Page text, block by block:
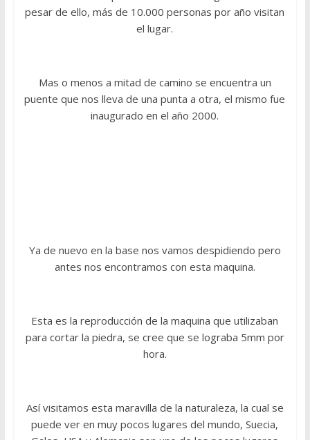
pesar de ello, más de 10.000 personas por año visitan
el lugar.
Mas o menos a mitad de camino se encuentra un
puente que nos lleva de una punta a otra, el mismo fue
inaugurado en el año 2000.
Ya de nuevo en la base nos vamos despidiendo pero
antes nos encontramos con esta maquina.
Esta es la reproducción de la maquina que utilizaban
para cortar la piedra, se cree que se lograba 5mm por
hora.
Así visitamos esta maravilla de la naturaleza, la cual se
puede ver en muy pocos lugares del mundo, Suecia,